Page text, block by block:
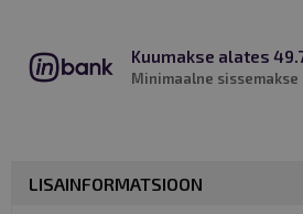
Kuumakse alates
Minimaalne sissemakse
LISAINFORMATSIOON